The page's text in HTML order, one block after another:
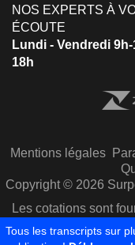
NOS EXPERTS À
ÉCOUTE
Lundi - Vendredi
18h
Mentions légales
Copyright © 2026
Les cotations sont
Tous les transcripts sur